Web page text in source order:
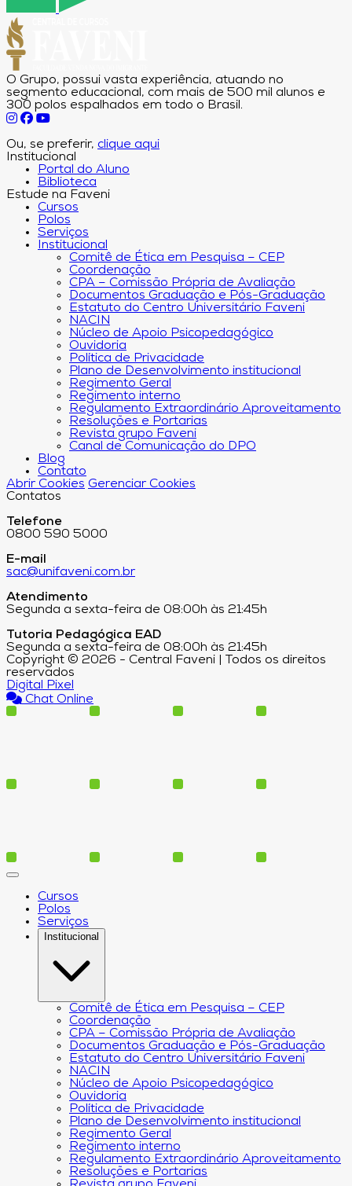
O Grupo, possui vasta experiência, atuando no
segmento educacional, com mais de 500 mil alunos e
300 polos espalhados em todo o Brasil.
Ou, se preferir, clique aqui
Institucional
Portal do Aluno
Biblioteca
Estude na Faveni
Cursos
Polos
Serviços
Institucional
Comitê de Ética em Pesquisa – CEP
Coordenação
CPA – Comissão Própria de Avaliação
Documentos Graduação e Pós-Graduação
Estatuto do Centro Universitário Faveni
NACIN
Núcleo de Apoio Psicopedagógico
Ouvidoria
Política de Privacidade
Plano de Desenvolvimento institucional
Regimento Geral
Regimento interno
Regulamento Extraordinário Aproveitamento
Resoluções e Portarias
Revista grupo Faveni
Canal de Comunicação do DPO
Blog
Contato
Abrir Cookies Gerenciar Cookies
Contatos
Telefone
0800 590 5000
E-mail
sac@unifaveni.com.br
Atendimento
Segunda a sexta-feira de 08:00h às 21:45h
Tutoria Pedagógica EAD
Segunda a sexta-feira de 08:00h às 21:45h
Copyright © 2026 - Central Faveni | Todos os direitos
reservados
Digital Pixel
Chat Online
Cursos
Polos
Serviços
Institucional
Comitê de Ética em Pesquisa – CEP
Coordenação
CPA – Comissão Própria de Avaliação
Documentos Graduação e Pós-Graduação
Estatuto do Centro Universitário Faveni
NACIN
Núcleo de Apoio Psicopedagógico
Ouvidoria
Política de Privacidade
Plano de Desenvolvimento institucional
Regimento Geral
Regimento interno
Regulamento Extraordinário Aproveitamento
Resoluções e Portarias